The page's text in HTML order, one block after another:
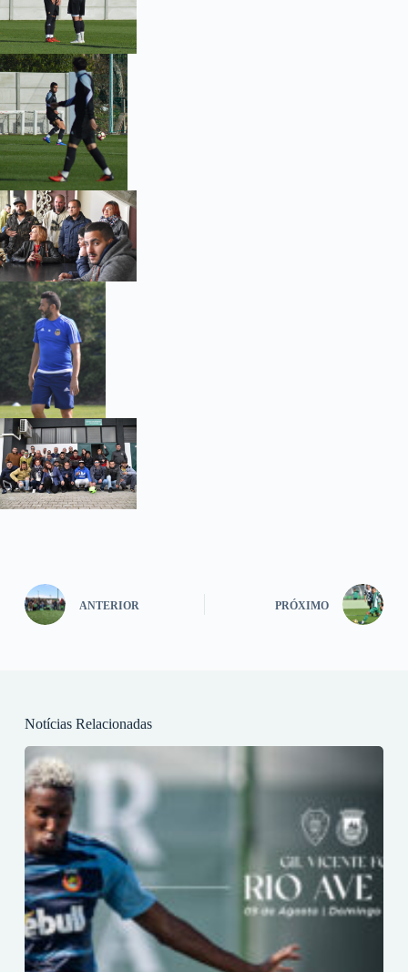
ANTERIOR PRÓXIMO
Notícias Relacionadas